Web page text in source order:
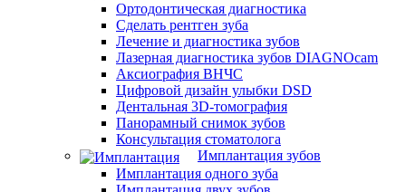
Ортодонтическая диагностика
Сделать рентген зуба
Лечение и диагностика зубов
Лазерная диагностика зубов DIAGNOcam
Аксиография ВНЧС
Цифровой дизайн улыбки DSD
Дентальная 3D-томография
Панорамный снимок зубов
Консультация стоматолога
Имплантация зубов
Имплантация одного зуба